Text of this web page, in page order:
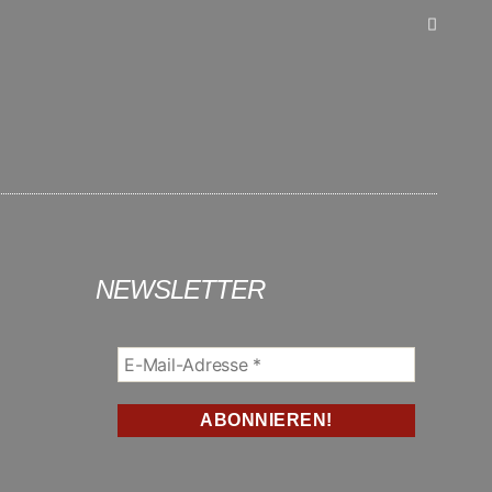
NEWSLETTER